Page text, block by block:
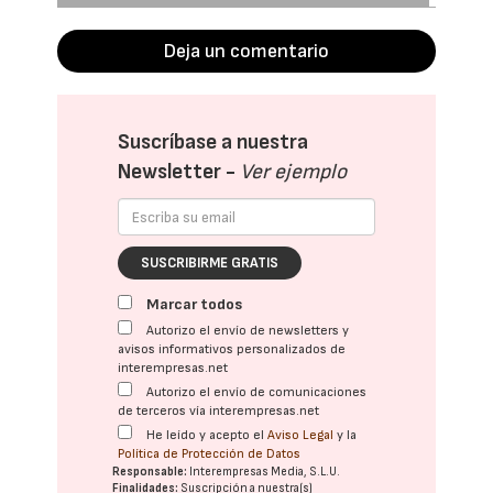
Deja un comentario
Suscríbase a nuestra
Newsletter - Ver ejemplo
SUSCRIBIRME GRATIS
Marcar todos
Autorizo el envío de newsletters y
avisos informativos personalizados de
interempresas.net
Autorizo el envío de comunicaciones
de terceros vía interempresas.net
He leído y acepto elAviso Legal y la
Política de Protección de Datos
Responsable: Interempresas Media, S.L.U.
Finalidades: Suscripción a nuestra(s)